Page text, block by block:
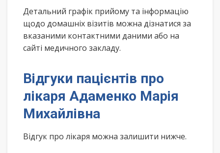
Детальний графік прийому та інформацію
щодо домашніх візитів можна дізнатися за
вказаними контактними даними або на
сайті медичного закладу.
Відгуки пацієнтів про
лікаря Адаменко Марія
Михайлівна
Відгук про лікаря можна залишити нижче.